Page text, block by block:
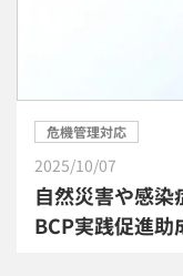
危機管理対応
2025/10/07
自然災害や感染
BCP実践促進助